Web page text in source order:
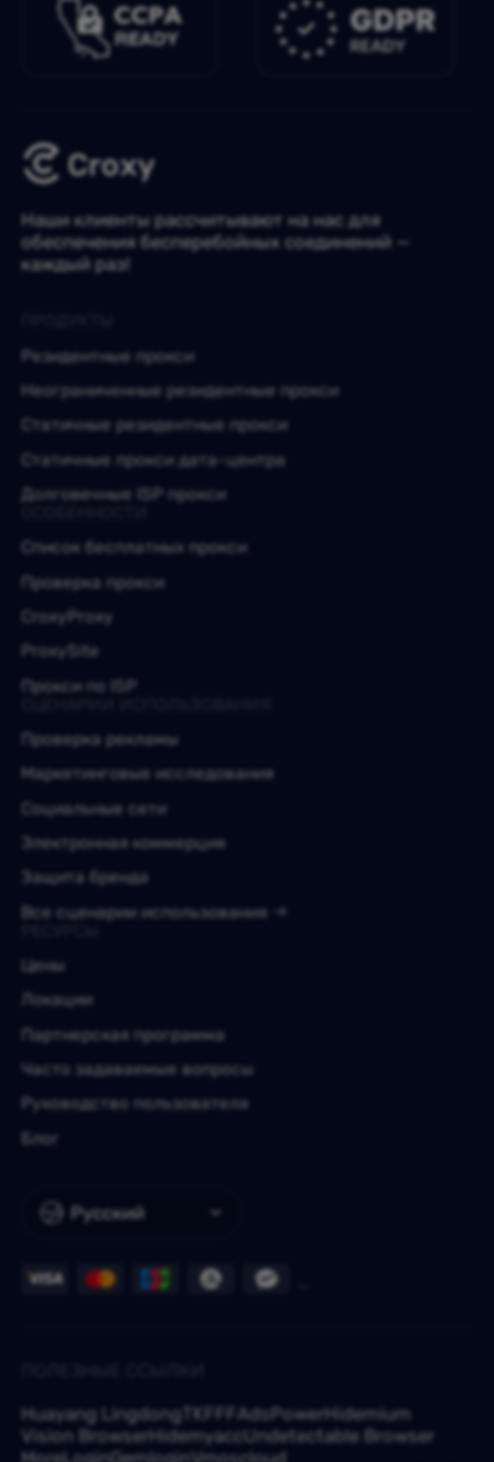
Наши клиенты рассчитывают на нас для
обеспечения бесперебойных соединений —
каждый раз!
Русский
Резидентные прокси
Неограниченные резидентные прокси
Статичные резидентные прокси
Статичные прокси дата-центра
Долговечные ISP прокси
Список бесплатных прокси
Проверка прокси
CroxyProxy
ProxySite
Прокси по ISP
Проверка рекламы
Маркетинговые исследования
Социальные сети
Электронная коммерция
Защита бренда
Все сценарии использования
Цены
Локации
Партнерская программа
Часто задаваемые вопросы
Руководство пользователя
Блог
Huayang Lingdong TKFFF AdsPowerHidemium
Vision BrowserHidemyaccUndetectable Browser
MoreLoginGemloginVmoscloud